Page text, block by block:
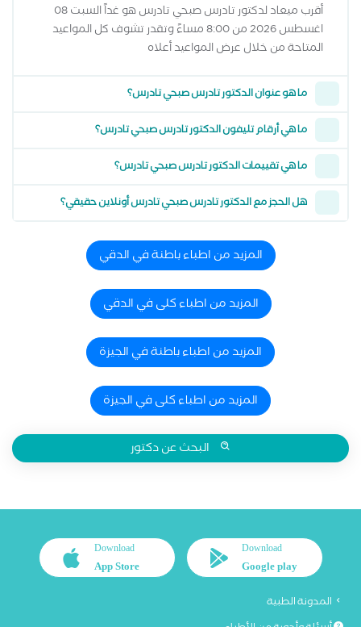
أقرب ميعاد لدكتور تادرس صبحي تادرس هو غداً السبت 08
اغسطس 2026 من 8:00 مساءً وتقدر تشوف كل المواعيد
المتاحة من خلال عرض المواعيد أعلاه
ما هو عنوان الدكتور تادرس صبحي تادرس؟
ما هي أرقام تليفون الدكتور تادرس صبحي تادرس؟
ما هي تقييمات الدكتور تادرس صبحي تادرس؟
هل الحجز مع الدكتور تادرس صبحي تادرس أونلاين حقيقي؟
المزيد من اطباء باطنة في الدقي
المزيد من اطباء كلى في الدقي
المزيد من اطباء باطنة في الجيزة
المزيد من اطباء كلى في الجيزة
البحث عن دكتور
Download
Google play
Download
App Store
المدونة الطبية